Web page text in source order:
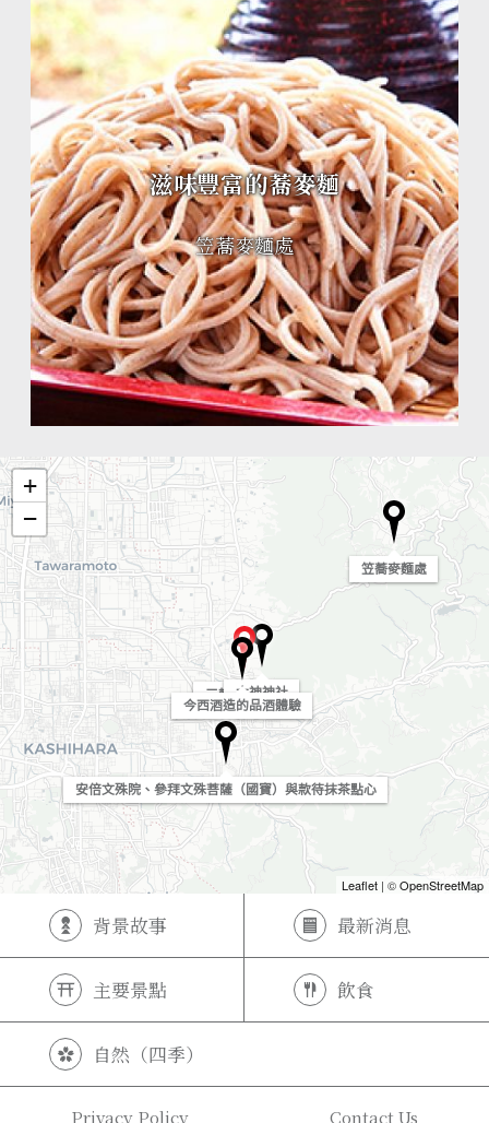
滋味豐富的蕎麥麵
笠蕎麥麵處
三輪流水素麵
大神神社
安倍文殊院、參拜文殊菩薩（國寶）與款待抹茶點心
今西酒造的品酒體驗
笠蕎麥麵處
+
−
Leaflet | ©OpenStreetMap
背景故事 最新消息
主要景點 飲食
自然（四季）
Privacy Policy Contact Us